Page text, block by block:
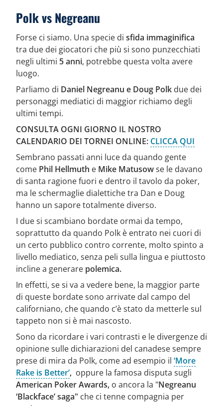
Polk vs Negreanu
Forse ci siamo. Una specie di sfida immaginifica
tra due dei giocatori che più si sono punzecchiati
negli ultimi 5 anni, potrebbe questa volta avere
luogo.
Parliamo di Daniel Negreanu e Doug Polk due dei
personaggi mediatici di maggior richiamo degli
ultimi tempi.
CONSULTA OGNI GIORNO IL NOSTRO
CALENDARIO DEI TORNEI ONLINE: CLICCA QUI
Sembrano passati anni luce da quando gente
come Phil Hellmuth e Mike Matusowse le davano
di santa ragione fuori e dentro il tavolo da poker,
ma le schermaglie dialettiche tra Dan e Doug
hanno un sapore totalmente diverso.
I due si scambiano bordate ormai da tempo,
soprattutto da quando Polk è entrato nei cuori di
un certo pubblico contro corrente, molto spinto a
livello mediatico, senza peli sulla lingua e piuttosto
incline a generare polemica.
In effetti, se si va a vedere bene, la maggior parte
di queste bordate sono arrivate dal campo del
californiano, che quando c’è stato da metterle sul
tappeto non si è mai nascosto.
Sono da ricordare i vari contrasti e le divergenze di
opinione sulle dichiarazioni del canadese sempre
prese di mira da Polk, come ad esempio il ‘More
Rake is Better’, oppure la famosa disputa sugli
American Poker Awards, o ancora la "Negreanu
‘Blackface’ saga" che ci tenne compagnia per